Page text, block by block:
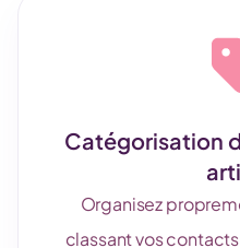
Catégorisation
Organisez
classant vos